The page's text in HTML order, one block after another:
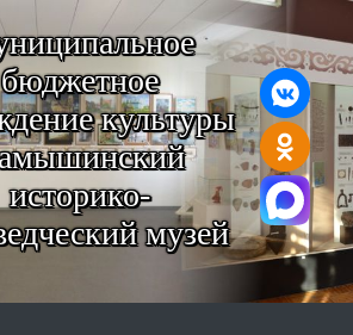
бюджетное
культуры
историко-
музей